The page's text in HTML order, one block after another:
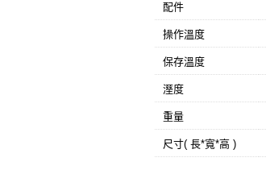
配件
操作溫度
保存溫度
溼度
重量
尺寸( 長*寬*高 )